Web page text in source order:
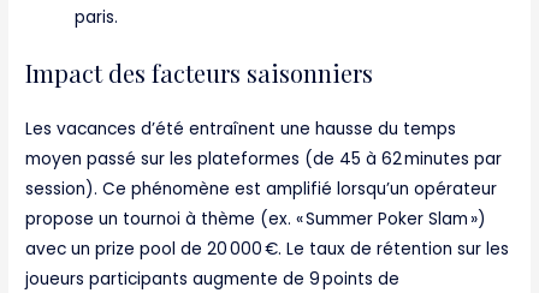
paris.
Impact des facteurs saisonniers
Les vacances d’été entraînent une hausse du temps
moyen passé sur les plateformes (de 45 à 62 minutes par
session). Ce phénomène est amplifié lorsqu’un opérateur
propose un tournoi à thème (ex. « Summer Poker Slam »)
avec un prize pool de 20 000 €. Le taux de rétention sur les
joueurs participants augmente de 9 points de